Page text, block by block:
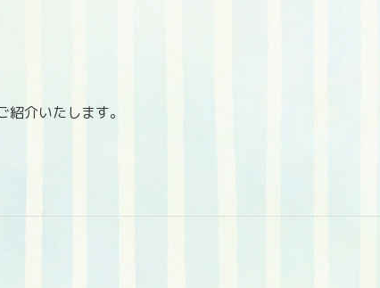
介いたします。